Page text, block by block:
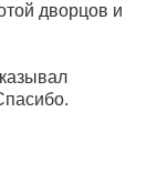
дворцов и